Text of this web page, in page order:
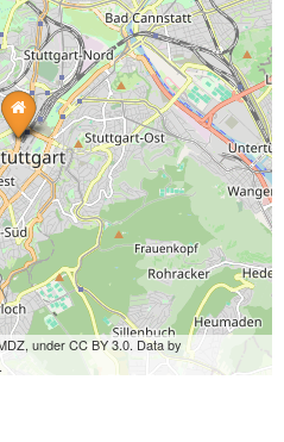
under CC BY 3.0. Data by